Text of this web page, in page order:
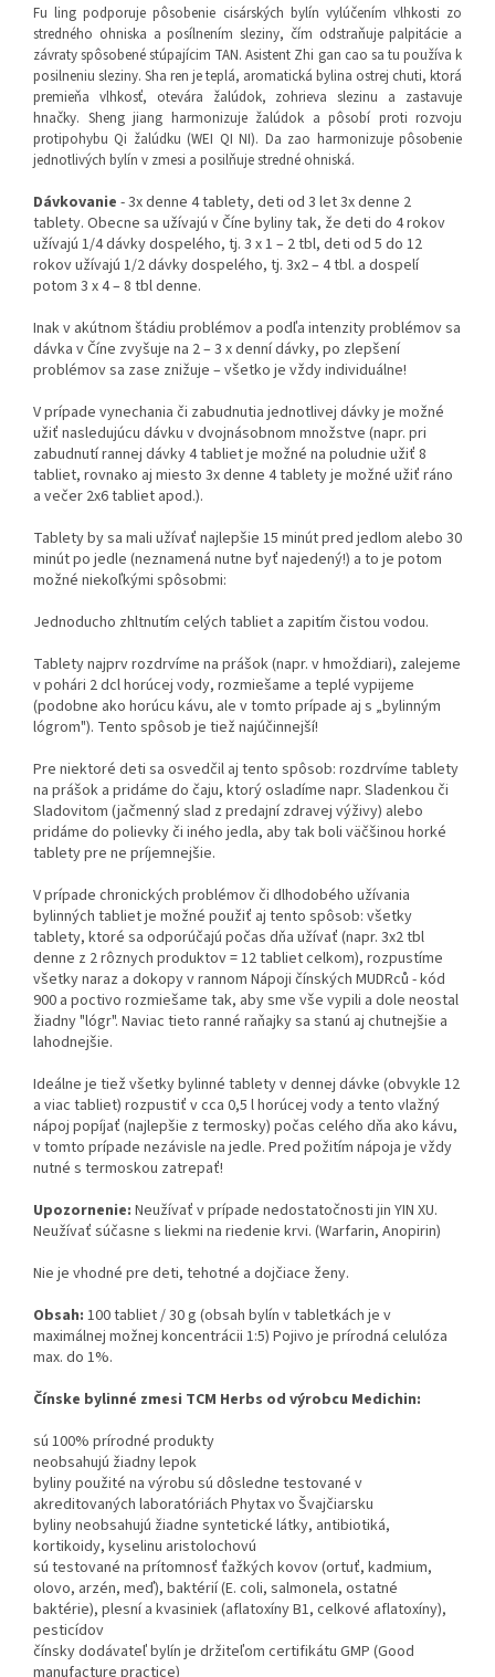
Fu ling podporuje pôsobenie cisárských bylín vylúčením vlhkosti zo
stredného ohniska a posílnením sleziny, čím odstraňuje palpitácie a
závraty spôsobené stúpajícim TAN. Asistent Zhi gan cao sa tu používa k
posilneniu sleziny. Sha ren je teplá, aromatická bylina ostrej chuti, ktorá
premieňa vlhkosť, otevára žalúdok, zohrieva slezinu a zastavuje
hnačky. Sheng jiang harmonizuje žalúdok a pôsobí proti rozvoju
protipohybu Qi žalúdku (WEI QI NI). Da zao harmonizuje pôsobenie
jednotlivých bylín v zmesi a posilňuje stredné ohniská.
Dávkovanie - 3x denne 4 tablety, deti od 3 let 3x denne 2
tablety. Obecne sa užívajú v Číne byliny tak, že deti do 4 rokov
užívajú 1/4 dávky dospelého, tj. 3 x 1 – 2 tbl, deti od 5 do 12
rokov užívajú 1/2 dávky dospelého, tj. 3x2 – 4 tbl. a dospelí
potom 3 x 4 – 8 tbl denne.
Inak v akútnom štádiu problémov a podľa intenzity problémov sa
dávka v Číne zvyšuje na 2 – 3 x denní dávky, po zlepšení
problémov sa zase znižuje – všetko je vždy individuálne!
V prípade vynechania či zabudnutia jednotlivej dávky je možné
užiť nasledujúcu dávku v dvojnásobnom množstve (napr. pri
zabudnutí rannej dávky 4 tabliet je možné na poludnie užiť 8
tabliet, rovnako aj miesto 3x denne 4 tablety je možné užiť ráno
a večer 2x6 tabliet apod.).
Tablety by sa mali užívať najlepšie 15 minút pred jedlom alebo 30
minút po jedle (neznamená nutne byť najedený!) a to je potom
možné niekoľkými spôsobmi:
Jednoducho zhltnutím celých tabliet a zapitím čistou vodou.
Tablety najprv rozdrvíme na prášok (napr. v hmoždiari), zalejeme
v pohári 2 dcl horúcej vody, rozmiešame a teplé vypijeme
(podobne ako horúcu kávu, ale v tomto prípade aj s „bylinným
lógrom"). Tento spôsob je tiež najúčinnejší!
Pre niektoré deti sa osvedčil aj tento spôsob: rozdrvíme tablety
na prášok a pridáme do čaju, ktorý osladíme napr. Sladenkou či
Sladovitom (jačmenný slad z predajní zdravej výživy) alebo
pridáme do polievky či iného jedla, aby tak boli väčšinou horké
tablety pre ne príjemnejšie.
V prípade chronických problémov či dlhodobého užívania
bylinných tabliet je možné použiť aj tento spôsob: všetky
tablety, ktoré sa odporúčajú počas dňa užívať (napr. 3x2 tbl
denne z 2 rôznych produktov = 12 tabliet celkom), rozpustíme
všetky naraz a dokopy v rannom Nápoji čínských MUDRců - kód
900 a poctivo rozmiešame tak, aby sme vše vypili a dole neostal
žiadny "lógr". Naviac tieto ranné raňajky sa stanú aj chutnejšie a
lahodnejšie.
Ideálne je tiež všetky bylinné tablety v dennej dávke (obvykle 12
a viac tabliet) rozpustiť v cca 0,5 l horúcej vody a tento vlažný
nápoj popíjať (najlepšie z termosky) počas celého dňa ako kávu,
v tomto prípade nezávisle na jedle. Pred požitím nápoja je vždy
nutné s termoskou zatrepať!
Upozornenie: Neužívať v prípade nedostatočnosti jin YIN XU.
Neužívať súčasne s liekmi na riedenie krvi. (Warfarin, Anopirin)
Nie je vhodné pre deti, tehotné a dojčiace ženy.
Obsah: 100 tabliet / 30 g (obsah bylín v tabletkách je v
maximálnej možnej koncentrácii 1:5) Pojivo je prírodná celulóza
max. do 1%.
Čínske bylinné zmesi TCM Herbs od výrobcu Medichin:
sú 100% prírodné produkty
neobsahujú žiadny lepok
byliny použité na výrobu sú dôsledne testované v
akreditovaných laboratóriách Phytax vo Švajčiarsku
byliny neobsahujú žiadne syntetické látky, antibiotiká,
kortikoidy, kyselinu aristolochovú
sú testované na prítomnosť ťažkých kovov (ortuť, kadmium,
olovo, arzén, meď), baktérií (E. coli, salmonela, ostatné
baktérie), plesní a kvasiniek (aflatoxíny B1, celkové aflatoxíny),
pesticídov
čínsky dodávateľ bylín je držiteľom certifikátu GMP (Good
manufacture practice)